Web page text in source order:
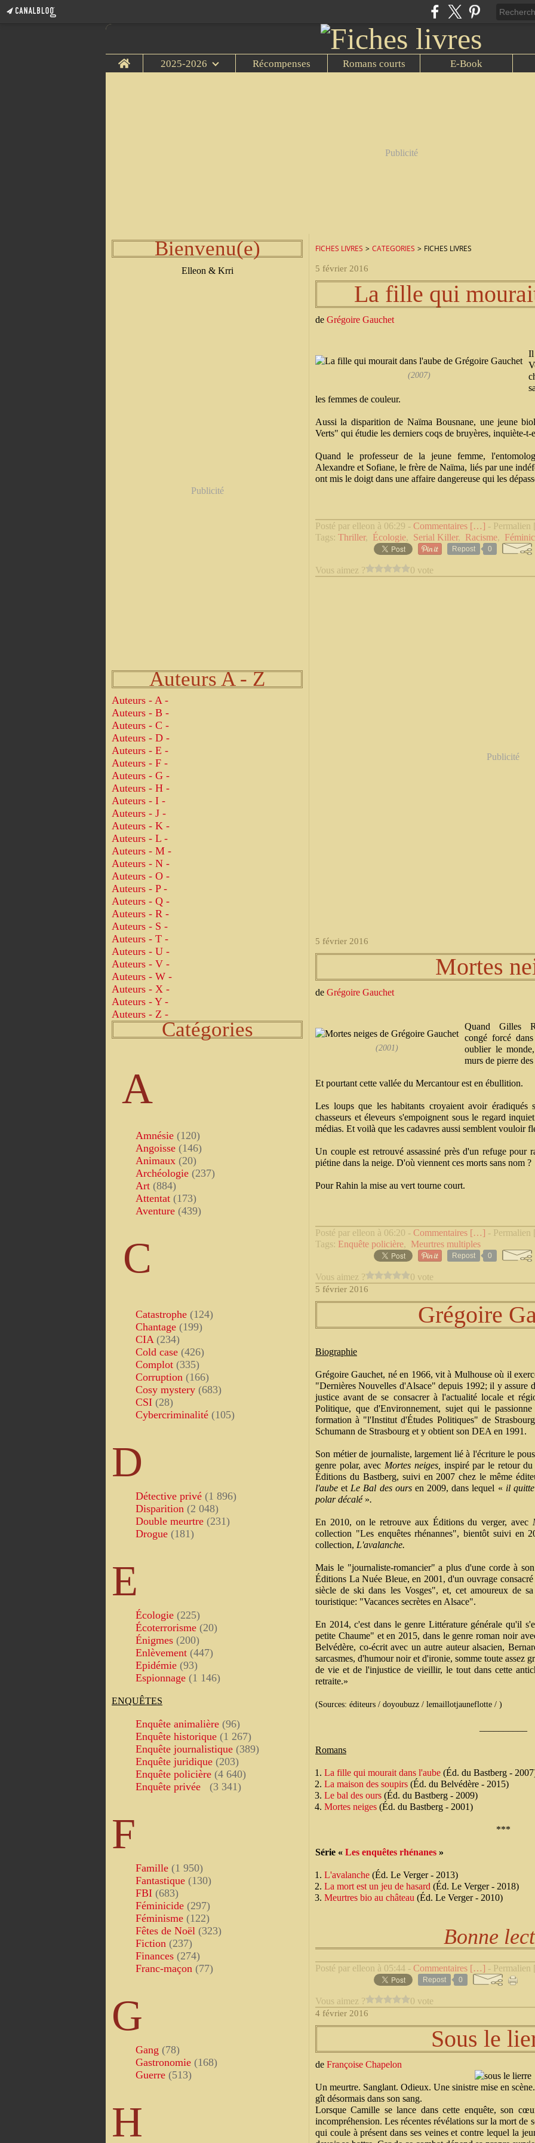
Home 2025-2026 Récompenses Romans courts E-Book
Publicité
Bienvenu(e)
Elleon & Krri
Publicité
Auteurs A - Z
Auteurs - A -
Auteurs - B -
Auteurs - C -
Auteurs - D -
Auteurs - E -
Auteurs - F -
Auteurs - G -
Auteurs - H -
Auteurs - I -
Auteurs - J -
Auteurs - K -
Auteurs - L -
Auteurs - M -
Auteurs - N -
Auteurs - O -
Auteurs - P -
Auteurs - Q -
Auteurs - R -
Auteurs - S -
Auteurs - T -
Auteurs - U -
Auteurs - V -
Auteurs - W -
Auteurs - X -
Auteurs - Y -
Auteurs - Z -
Catégories
A
Amnésie (120)
Angoisse (146)
Animaux (20)
Archéologie (237)
Art (884)
Attentat (173)
Aventure (439)
C
Catastrophe (124)
Chantage (199)
CIA (234)
Cold case (426)
Complot (335)
Corruption (166)
Cosy mystery (683)
CSI (28)
Cybercriminalité (105)
D
Détective privé (1 896)
Disparition (2 048)
Double meurtre (231)
Drogue (181)
E
Écologie (225)
Écoterrorisme (20)
Énigmes (200)
Enlèvement (447)
Epidémie (93)
Espionnage (1 146)
ENQUÊTES
Enquête animalière (96)
Enquête historique (1 267)
Enquête journalistique (389)
Enquête juridique (203)
Enquête policière (4 640)
Enquête privée
(3 341)
F
Famille (1 950)
Fantastique (130)
FBI (683)
Féminicide (297)
Féminisme (122)
Fêtes de Noël (323)
Fiction (237)
Finances (274)
Franc-maçon (77)
G
Gang (78)
Gastronomie (168)
Guerre (513)
H
FICHES LIVRES > CATEGORIES > FICHES LIVRES
5 février 2016
La fille qui
de Grégoire Gauchet
(2007)
Il
les femmes de couleur.
Aussi la disparition de Naïma Bousnane, une jeune
Verts" qui étudie les derniers coqs de bruyères, inquiète-
Quand le professeur de la jeune femme,
Alexandre et Sofiane, le frère de Naïma, liés par une
ont mis le doigt dans une affaire dangereuse qui les
Posté par elleon à 06:29 - Commentaires […] - Permalien
Tags: Thriller, Écologie, Serial Killer, Racisme,
Repost 0
Vous aimez ? 0 vote
Publicité
5 février 2016
Mortes
de Grégoire Gauchet
(2001)
Quand Gilles
congé forcé
oublier le
murs de pierre
Et pourtant cette vallée du Mercantour est en ébullition.
Les loups que les habitants croyaient avoir éradiqués
chasseurs et éleveurs s'empoignent sous le regard
médias. Et voilà que les cadavres aussi semblent vouloir
Un couple est retrouvé assassiné près d'un refuge pour
piétine dans la neige. D'où viennent ces morts sans nom ?
Pour Rahin la mise au vert tourne court.
Posté par elleon à 06:20 - Commentaires […] - Permalien
Tags: Enquête policière, Meurtres multiples
Repost 0
Vous aimez ? 0 vote
5 février 2016
Grégoire
Biographie
Grégoire Gauchet, né en 1966, vit à Mulhouse où il
"Dernières Nouvelles d'Alsace" depuis 1992; il y assure
justice avant de se consacrer à l'actualité locale et
Politique, que d'Environnement, sujet qui le
formation à "l'Institut d'Études Politiques" de
Schumann de Strasbourg et y obtient son DEA en 1991.
Son métier de journaliste, largement lié à l'écriture le
genre polar, avec Mortes neiges, inspiré par le retour
Éditions du Bastberg, suivi en 2007 chez le même
l'aube et Le Bal des oursen 2009, dans lequel « il
polar décalé ».
En 2010, on le retrouve aux Éditions du verger, avec
collection "Les enquêtes rhénannes", bientôt suivi en
collection, L'avalanche.
Mais le "journaliste-romancier" a plus d'une corde à
Éditions La Nuée Bleue, en 2001, d'un ouvrage
siècle de ski dans les Vosges", et, cet amoureux de
touristique: "Vacances secrètes en Alsace".
En 2014, c'est dans le genre Littérature générale qu'il
petite Chaume" et en 2015, dans le genre roman noir
Belvédère, co-écrit avec un autre auteur alsacien,
sarcasmes, d'humour noir et d'ironie, somme toute assez
de vie et de l'injustice de vieillir, le tout dans cette
retraite.»
(Sources: éditeurs / doyoubuzz / lemaillotjauneflotte / )
Romans
La fille qui mourait dans l'aube (Éd. du Bastberg -
La maison des soupirs (Éd. du Belvédère - 2015)
Le bal des ours (Éd. du Bastberg - 2009)
Mortes neiges (Éd. du Bastberg - 2001)
***
Série « Les enquêtes rhénanes »
L'avalanche (Éd. Le Verger - 2013)
La mort est un jeu de hasard (Éd. Le Verger - 2018)
Meurtres bio au château (Éd. Le Verger - 2010)
Bonne
Posté par elleon à 05:44 - Commentaires […] - Permalien
Repost 0
Vous aimez ? 0 vote
4 février 2016
Sous le
de Françoise Chapelon
Un meurtre. Sanglant. Odieux. Une sinistre mise en
gît désormais dans son sang.
Lorsque Camille se lance dans cette enquête, son
incompréhension. Les récentes révélations sur la mort de
qui coule à présent dans ses veines et contre lequel la